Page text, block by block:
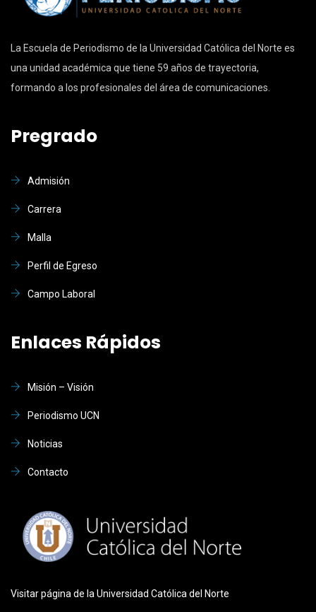
La Escuela de Periodismo de la Universidad Católica del Norte es
una unidad académica que tiene 59 años de trayectoria,
formando a los profesionales del área de comunicaciones.
Pregrado
Admisión
Carrera
Malla
Perfil de Egreso
Campo Laboral
Enlaces Rápidos
Misión – Visión
Periodismo UCN
Noticias
Contacto
Visitar página de la Universidad Católica del Norte